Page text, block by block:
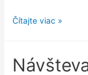
Generálna
farskej
Čítajte viac »